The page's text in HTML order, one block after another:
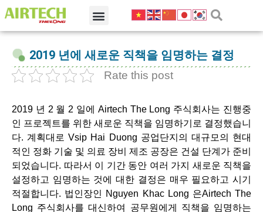
2019 년에 새로운 직책을 임명하는 결정
Rate this post
2019 년 2 월 2 일에 Airtech The Long 주식회사는 진행중
인 프로젝트를 위한 새로운 직책을 임명하기로 결정했습니
다. 계획대로 Vsip Hai Duong 공업단지의 대규모의 현대
적인 정화 기술 및 의료 장비 제조 공장은 건설 단계가 준비
되었습니다. 따라서 이 기간 동안 여러 가지 새로운 직책을
설정하고 임명하는 것에 대한 결정은 매우 필요하고 시기
적절합니다. 법인장인 Nguyen Khac Long 은Airtech The
Long 주식회사를 대신하여 공무원에게 직책을 임명하는